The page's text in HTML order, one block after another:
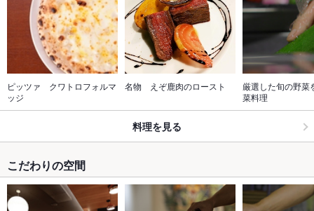
ピッツァ　クワトロフォルマ
ッジ
名物　えぞ鹿肉のロースト
厳選した旬の野菜
菜料理
料理を見る
こだわりの空間